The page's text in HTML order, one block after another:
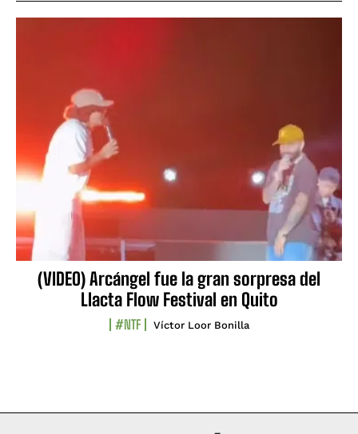
(VIDEO) Arcángel fue la gran sorpresa del
Llacta Flow Festival en Quito
#NTF Víctor Loor Bonilla